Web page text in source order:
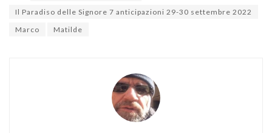
Il Paradiso delle Signore 7 anticipazioni 29-30 settembre 2022
Marco
Matilde